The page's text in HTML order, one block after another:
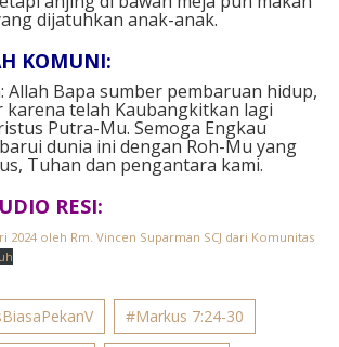
dijatuhkan anak-anak.
KOMUNI:
Allah Bapa sumber pembaruan hidup,
karena telah Kaubangkitkan lagi
Putra-Mu. Semoga Engkau
dunia ini dengan Roh-Mu yang
Tuhan dan pengantara kami.
RESI:
2024 oleh Rm. Vincen Suparman SCJ dari Komunitas
#Markus 7:24-30